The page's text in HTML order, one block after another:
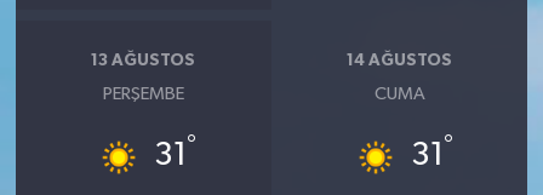
13 AĞUSTOS
PERŞEMBE
31 °
14 AĞUSTOS
CUMA
31 °